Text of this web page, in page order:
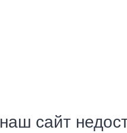
сайт